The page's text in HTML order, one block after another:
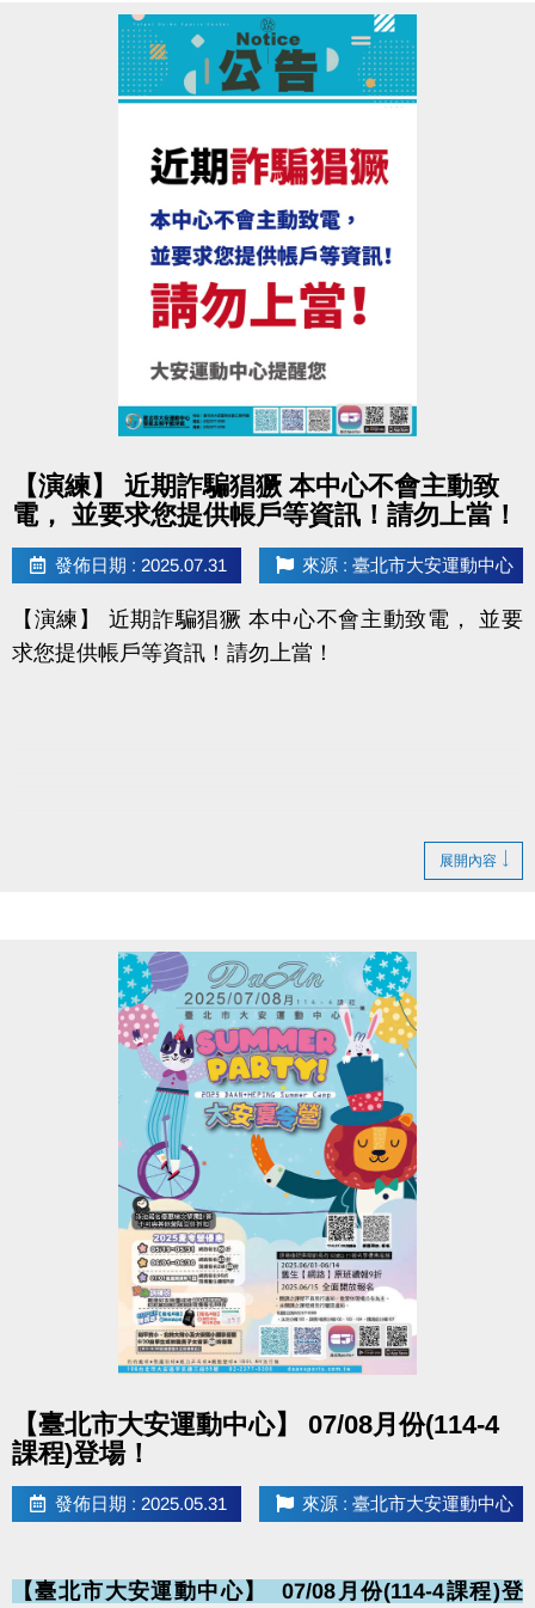
游泳訓練班 專屬優惠
親朋好友揪團成班(成班人數：幼兒3人.兒童6人.成
6/1起至開課前1日 - 現場報名88折
SUPER加碼送
【同1人報名6梯】送防水袋乙個
【同1人報名4梯】送施巴沐浴旅行包乙組
SUPER加碼送
★桌球SUPER加碼送
同1人報名4梯威力乒乓球營，就送運動毛巾 乙條。
每人限領乙次，皆不挑款(色)，如未開班或因個人因素
退費者恕不享有贈品。
註冊、報名傳送門：
大安有APP囉!也可以報名夏令營喔~
長佳Sports+ APP傳送門⬇
https://reurl.cc/y60bN8
https://reurl.cc/E1yN5a
相關洽詢(02)2377-0300
泳池營隊分機 105
球類/舞蹈分機 103、104
【演練】 近期詐騙猖獗 本中心不會主動致
電， 並要求您提供帳戶等資訊！請勿上當！
發佈日期 : 2025.07.31 來源 : 臺北市大安運動中心
【演練】 近期詐騙猖獗 本中心不會主動致電， 並要
求您提供帳戶等資訊！請勿上當！
展開內容
【臺北市大安運動中心】 07/08月份(114-4
課程)登場！
發佈日期 : 2025.05.31 來源 : 臺北市大安運動中心
【臺北市大安運動中心】 ​ 07/08月份(114-4課程)登